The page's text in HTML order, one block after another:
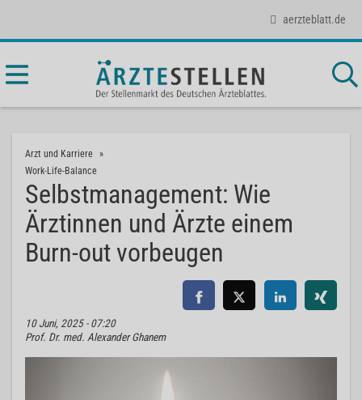
aerzteblatt.de
Arzt und Karriere
Work-Life-Balance
Selbstmanagement: Wie
Ärztinnen und Ärzte einem
Burn-out vorbeugen
10 Juni, 2025 - 07:20
Prof. Dr. med. Alexander Ghanem